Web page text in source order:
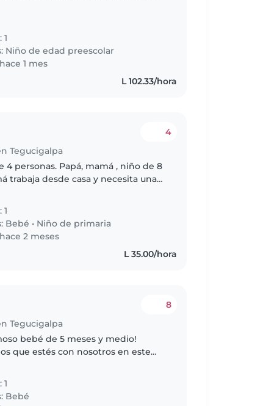
Niño de edad preescolar
1 mes
L 102.33/hora
Tegucigalpa
4
4 personas. Papá, mamá , niño de 8
trabaja desde casa y necesita una
Bebé • Niño de primaria
2 meses
L 35.00/hora
Tegucigalpa
8
bebé de 5 meses y medio!
que estés con nosotros en este
cuidado..
Bebé